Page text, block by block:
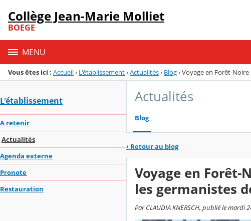
Menu de la rubrique
Contenu
Collège Jean-Marie Molliet
BOEGE
MENU
Vous êtes ici : Accueil› L'établissement›Actualités› Blog›Voyage en Forêt-
L'établissement
A retenir
Actualités
Agenda externe
Pronote
Restauration
Actualités
Blog
‹ Retour au blog
Voyage en Forêt-
les germanistes
Par CLAUDIA KNERSCH, publié le